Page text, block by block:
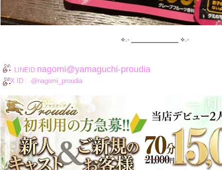
⟡.· ⎯⎯⎯⎯⎯⎯⎯⎯⎯⎯⎯⎯ ⟡.·
LINEID:nagomi@yamaguchi-proudia
X ID : @nagomi_proudia